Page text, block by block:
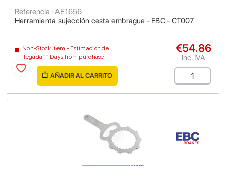
Herramienta sujección cesta embrague - EBC - CT007
Referencia : AE1656
Non-Stock Item - Estimación de
llegada 11 Days from purchase
€54.86
Inc. IVA
AÑADIR AL CARRITO